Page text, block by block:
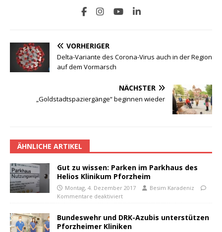
VORHERIGER
Delta-Variante des Corona-Virus auch in der Region
auf dem Vormarsch
NÄCHSTER
„Goldstadtspaziergänge“ beginnen wieder
ÄHNLICHE ARTIKEL
Gut zu wissen: Parken im Parkhaus des
Helios Klinikum Pforzheim
Montag, 4. Dezember 2017
Besim Karadeniz
Kommentare deaktiviert
Bundeswehr und DRK-Azubis unterstützen
Pforzheimer Kliniken